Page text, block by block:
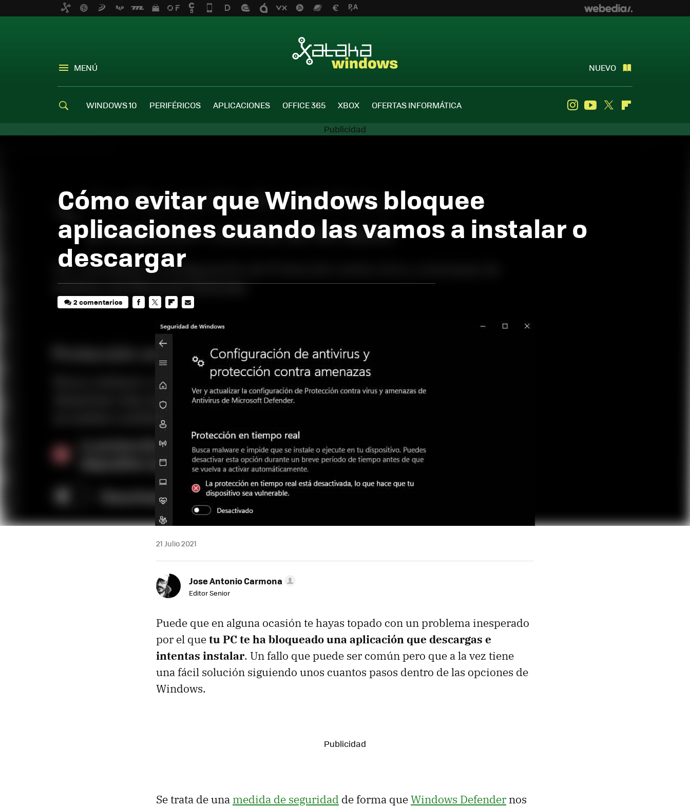
MENÚ NUEVO
WINDOWS 10 PERIFÉRICOS APLICACIONES OFFICE 365 XBOX OFERTAS INFORMÁTICA InstagramYoutube
Twitter
Cómo evitar que Windows bloquee
aplicaciones cuando las vamos a instalar o
descargar
2 comentarios
MAIL
21 Julio 2021
Jose Antonio Carmona
Editor Senior
Puede que en alguna ocasión te hayas topado con un problema inesperado
por el quetu PC te ha bloqueado una aplicación que descargas e
intentas instalar. Un fallo que puede ser común pero que a la vez tiene
una fácil solución siguiendo unos cuantos pasos dentro de las opciones de
Windows.
Se trata de una medida de seguridad de forma queWindows Defender nos